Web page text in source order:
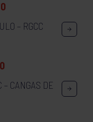
– RGCC
CANGAS DE